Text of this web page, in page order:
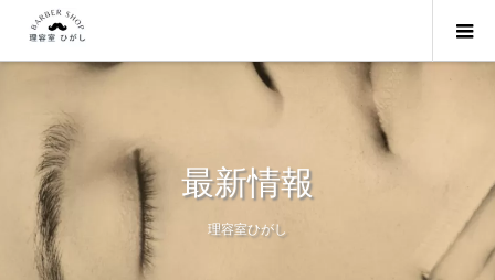
最新情報
理容室ひがし